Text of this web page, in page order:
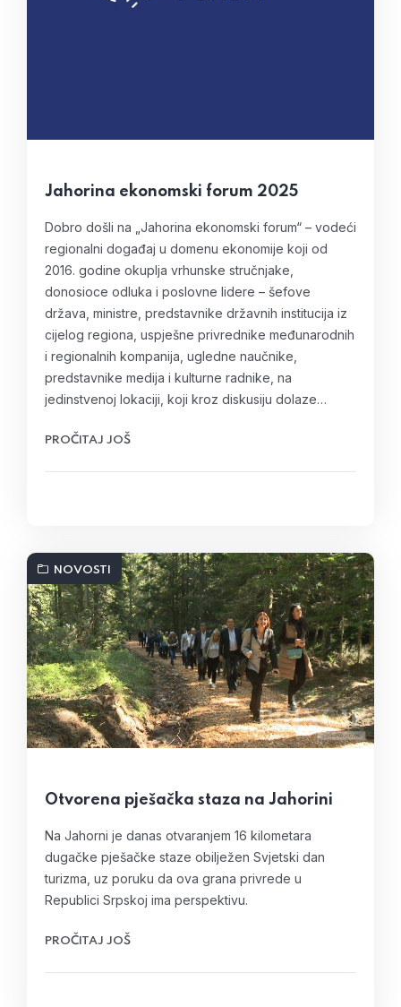
Jahorina ekonomski forum 2025
Dobro došli na „Jahorina ekonomski forum“ – vodeći
regionalni događaj u domenu ekonomije koji od
2016. godine okuplja vrhunske stručnjake,
donosioce odluka i poslovne lidere – šеfоvе
držаvа, ministrе, prеdstаvnike držаvnih instituciја iz
ciјеlоg rеgiоnа, uspјеšnе privrеdnikе mеđunаrоdnih
i rеgiоnаlnih kоmpаniја, uglеdnе nаučnikе,
prеdstаvnikе mеdiја i kulturnе rаdnikе, na
jedinstvenoj lokaciji, koji kroz diskusiju dоlаze…
PROČITAJ JOŠ
NOVOSTI
Otvorena pješačka staza na Jahorini
Na Jahorni je danas otvaranjem 16 kilometara
dugačke pješačke staze obilježen Svjetski dan
turizma, uz poruku da ova grana privrede u
Republici Srpskoj ima perspektivu.
PROČITAJ JOŠ